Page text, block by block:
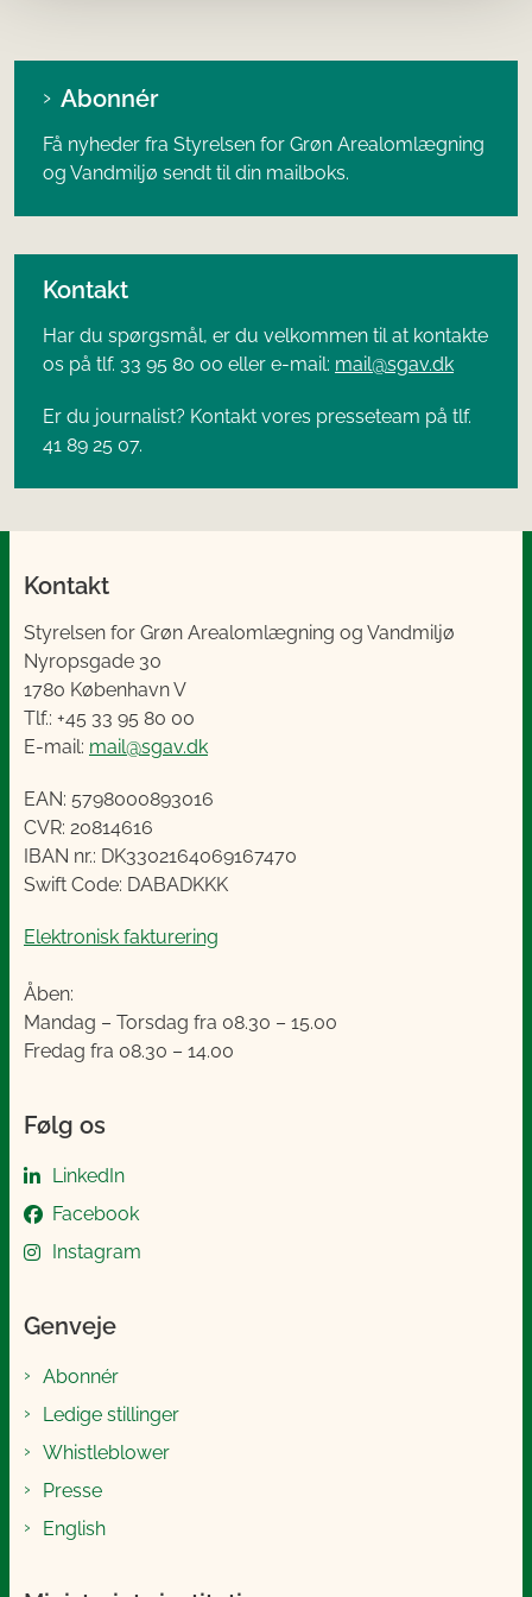
Abonnér
Få nyheder fra Styrelsen for Grøn Arealomlægning
og Vandmiljø sendt til din mailboks.
Kontakt
Har du spørgsmål, er du velkommen til at kontakte
os på tlf. 33 95 80 00 eller e-mail: mail@sgav.dk
Er du journalist? Kontakt vores presseteam på tlf.
41 89 25 07.
Kontakt
Styrelsen for Grøn Arealomlægning og Vandmiljø
Nyropsgade 30
1780 København V
Tlf.: +45 33 95 80 00
E-mail: mail@sgav.dk
EAN: 5798000893016
CVR: 20814616
IBAN nr.: DK3302164069167470
Swift Code: DABADKKK
Elektronisk fakturering
Åben:
Mandag – Torsdag fra 08.30 – 15.00
Fredag fra 08.30 – 14.00
Følg os
LinkedIn
Facebook
Instagram
Genveje
Abonnér
Ledige stillinger
Whistleblower
Presse
English